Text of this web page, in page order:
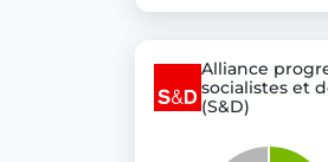
Alliance
socialistes et
(S&D)